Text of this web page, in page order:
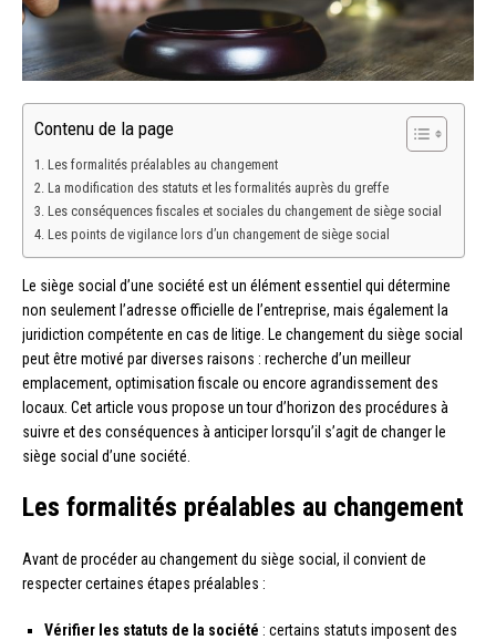
Contenu de la page
Les formalités préalables au changement
La modification des statuts et les formalités auprès du greffe
Les conséquences fiscales et sociales du changement de siège social
Les points de vigilance lors d’un changement de siège social
Le siège social d’une société est un élément essentiel qui détermine
non seulement l’adresse officielle de l’entreprise, mais également la
juridiction compétente en cas de litige. Le changement du siège social
peut être motivé par diverses raisons : recherche d’un meilleur
emplacement, optimisation fiscale ou encore agrandissement des
locaux. Cet article vous propose un tour d’horizon des procédures à
suivre et des conséquences à anticiper lorsqu’il s’agit de changer le
siège social d’une société.
Les formalités préalables au changement
Avant de procéder au changement du siège social, il convient de
respecter certaines étapes préalables :
Vérifier les statuts de la société : certains statuts imposent des